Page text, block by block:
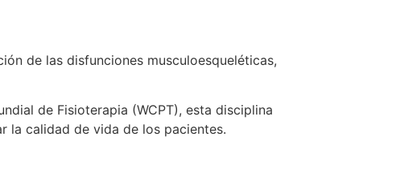
de las disfunciones musculoesqueléticas,
de Fisioterapia (WCPT), esta disciplina
la calidad de vida de los pacientes.